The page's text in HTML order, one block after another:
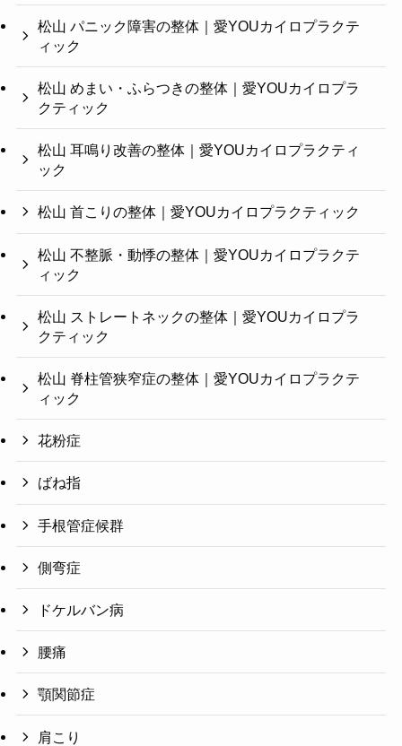
松山 パニック障害の整体｜愛YOUカイロプラクテ
ィック
松山 めまい・ふらつきの整体｜愛YOUカイロプラ
クティック
松山 耳鳴り改善の整体｜愛YOUカイロプラクティ
ック
松山 首こりの整体｜愛YOUカイロプラクティック
松山 不整脈・動悸の整体｜愛YOUカイロプラクテ
ィック
松山 ストレートネックの整体｜愛YOUカイロプラ
クティック
松山 脊柱管狭窄症の整体｜愛YOUカイロプラクテ
ィック
花粉症
ばね指
手根管症候群
側弯症
ドケルバン病
腰痛
顎関節症
肩こり